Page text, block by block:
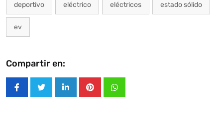
deportivo eléctrico eléctricos estado sólido
ev
Compartir en:
LinkedInPinterestWhatsapp